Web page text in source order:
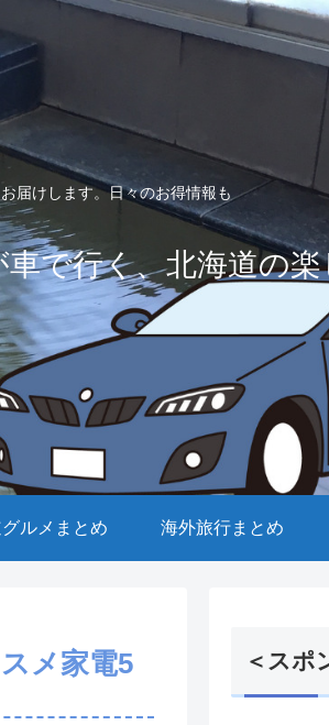
届けします。日々のお得情報も
で行く、北海道の
ルメまとめ 海外旅行まとめ
メ家電5
＜スポ